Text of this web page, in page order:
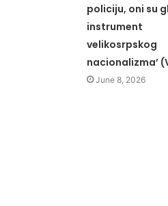
policiju, oni su
instrument
velikosrpskog
nacionalizma’
June 8, 2026